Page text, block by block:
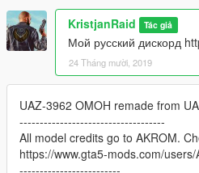
KristjanRaid Tác giả
Мой русский дискорд
24 Tháng mười, 2019
UAZ-3962 OMOH remade from
------------------------------------
All model credits go to AKROM.
https://www.gta5-mods.com/users/